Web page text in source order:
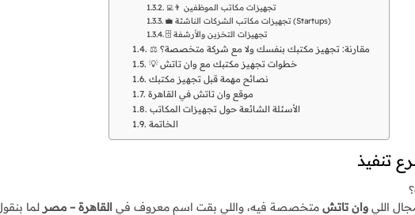
👨‍💻 تجهيزات مكاتب الموظفين
💼 تجهيزات مكاتب الشركات الناشئة (Startups)
🗄️ تجهيزات التخزين والأرشفة
⚖️ مقارنة: تجهيز مكتبك بنفسك ولا مع شركة متخصصة؟
💡 خطوات تجهيز مكتبك مع وان تاتش
نصائح مهمة قبل تجهيز مكتبك
موقع وان تاتش في القاهرة
الأسئلة الشائعة حول تجهيزات المكاتب
الخاتمة
تنفيذ
اللي وان تاتش متخصصة فيه، واللي بقت اسم معروف في القاهرة – مصر لما